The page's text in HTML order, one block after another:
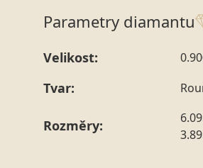
Parametry diamantu
Velikost:
Tvar:
Rozměry: